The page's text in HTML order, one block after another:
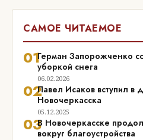
САМОЕ ЧИТАЕМОЕ
01Герман Запорожченко
уборкой снега
06.02.2026
02Павел Исаков вступил в
Новочеркасска
05.12.2025
03В Новочеркасске
вокруг благоустройства